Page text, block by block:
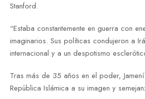
Stanford.
“Estaba constantemente en guerra con
imaginarios. Sus políticas condujeron a
internacional y a un despotismo
Tras más de 35 años en el poder,
República Islámica a su imagen y